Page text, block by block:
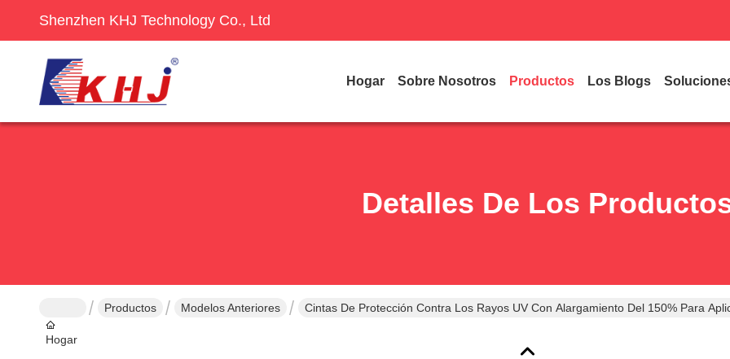
Shenzhen KHJ Technology Co., Ltd
Hogar Sobre Nosotros Productos Los Blogs
Detalles De Los
Hogar
Productos Modelos Anteriores Cintas De Protección Contra Los Rayos UV Con Alargamiento Del 150% Para